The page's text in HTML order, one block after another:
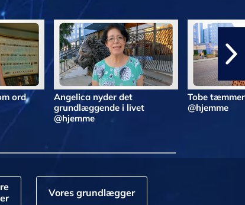
ord
Angelica nyder det
grundlæggende i livet
@hjemme
Tobe
@hjemme
Vores grundlægger